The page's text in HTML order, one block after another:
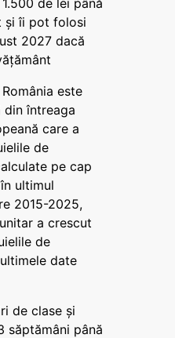
de lei până
și îi pot folosi
2027 dacă
este
din întreaga
care a
de
pe cap
ultimul
2015-2025,
a crescut
de
date
de clase și
săptămâni până